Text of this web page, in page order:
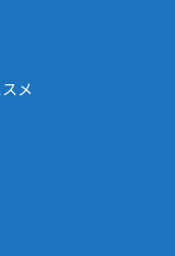
メ